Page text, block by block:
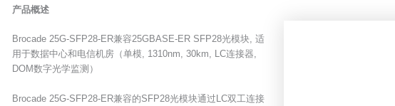
产品概述
Brocade 25G-SFP28-ER兼容25GBASE-ER SFP28光模块, 适
用于数据中心和电信机房（单模, 1310nm, 30km, LC连接器,
DOM数字光学监测）
Brocade 25G-SFP28-ER兼容的SFP28光模块通过LC双工连接